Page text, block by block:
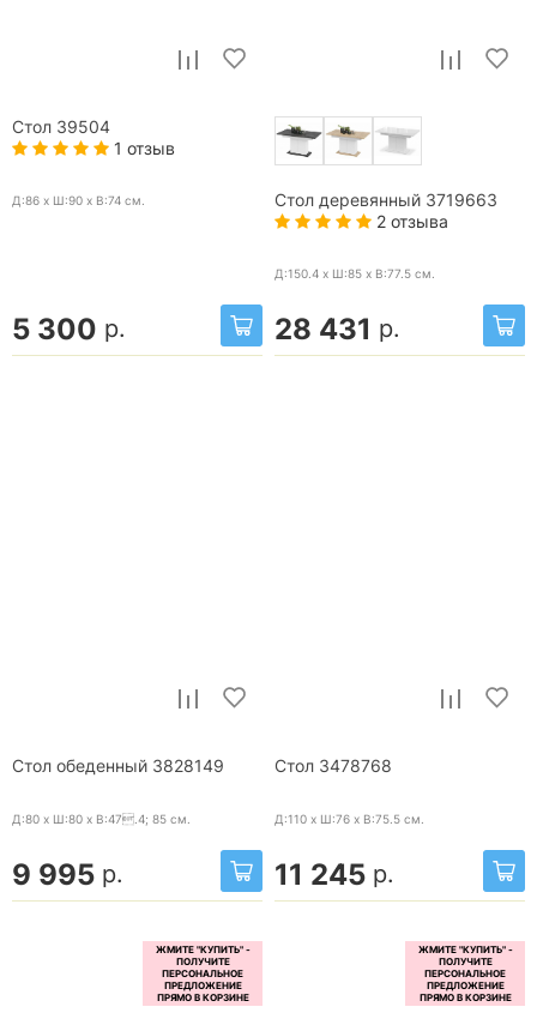
Стол 39504
1 отзыв
Д:86 x Ш:90 x В:74 см.
5 300 р.
Стол деревянный 3719663
2 отзыва
Д:150.4 x Ш:85 x В:77.5 см.
28 431 р.
Стол обеденный 3828149
Д:80 x Ш:80 x В:47.4; 85 см.
9 995 р.
Стол 3478768
Д:110 x Ш:76 x В:75.5 см.
11 245 р.